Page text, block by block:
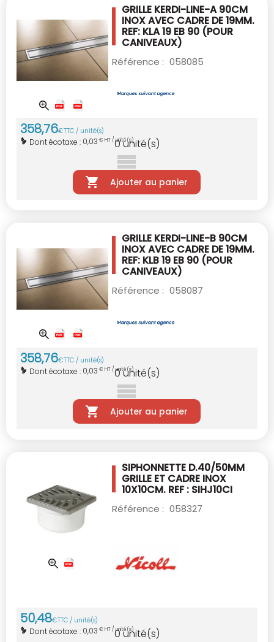
GRILLE KERDI-LINE-A 90CM
INOX AVEC CADRE DE 19MM.
REF: KLA 19 EB 90 (POUR
CANIVEAUX)
Référence : 058085
358,76€TTC / unité(s)
Dont écotaxe : 0,03 € HT / unité(s)
0unité(s)
Ajouter au panier
GRILLE KERDI-LINE-B 90CM
INOX AVEC CADRE DE 19MM.
REF: KLB 19 EB 90 (POUR
CANIVEAUX)
Référence : 058087
358,76€TTC / unité(s)
Dont écotaxe : 0,03 € HT / unité(s)
0unité(s)
Ajouter au panier
SIPHONNETTE D.40/50MM
GRILLE ET CADRE INOX
10X10CM. REF : SIHJ10CI
Référence : 058327
50,48€TTC / unité(s)
Dont écotaxe : 0,03 € HT / unité(s)
0unité(s)